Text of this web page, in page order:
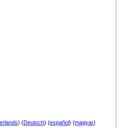
) (Deutsch) (español) (magyar)